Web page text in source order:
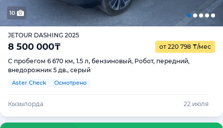
10
JETOUR DASHING 2025
8 500 000₸ от 220 798 ₸/мес
С пробегом 6 670 км, 1.5 л, бензиновый, Робот, передний,
внедорожник 5 дв., серый
Aster Check Осмотрено
Кызылорда 22 июля